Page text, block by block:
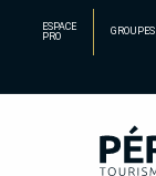
principal
ESPACE
PRO
GROUPES